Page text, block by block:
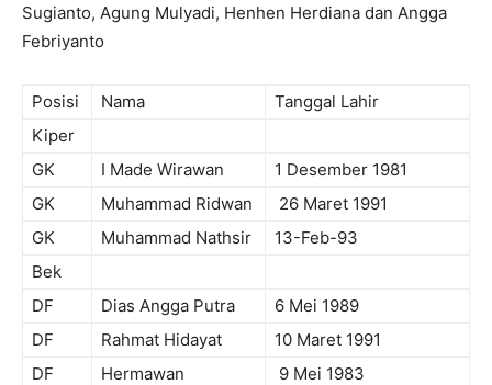
Sugianto, Agung Mulyadi, Henhen Herdiana dan Angga
Febriyanto
Posisi Nama
Tanggal Lahir
Kiper
GK
I Made Wirawan
1 Desember 1981
GK
Muhammad Ridwan
26 Maret 1991
GK
Muhammad Nathsir
13-Feb-93
Bek
DF
Dias Angga Putra
6 Mei 1989
DF
Rahmat Hidayat
10 Maret 1991
DF
Hermawan
9 Mei 1983